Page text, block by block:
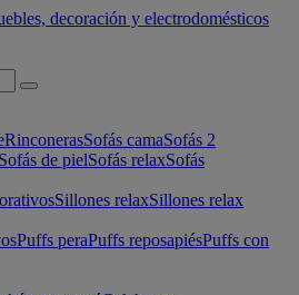
RinconerasSofás camaSofás 2
Sofás de pielSofás relaxSofás
Sillones relaxSillones relax
Puffs peraPuffs reposapiésPuffs con